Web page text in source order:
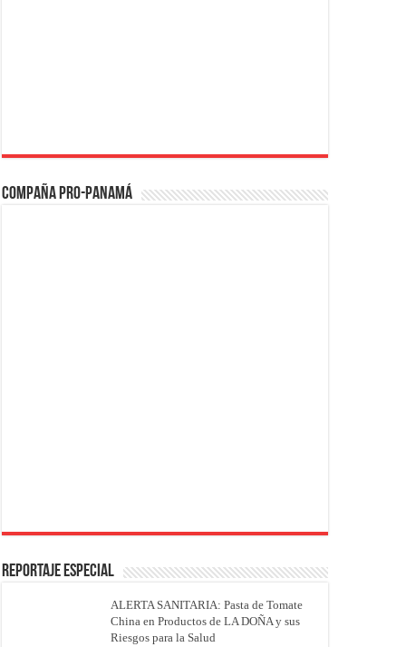
Compaña PRO-Panamá
REPORTAJE ESPECIAL
ALERTA SANITARIA: Pasta de Tomate
China en Productos de LA DOÑA y sus
Riesgos para la Salud